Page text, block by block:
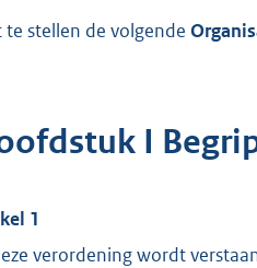
te stellen de volgende
I
1
verordening wordt